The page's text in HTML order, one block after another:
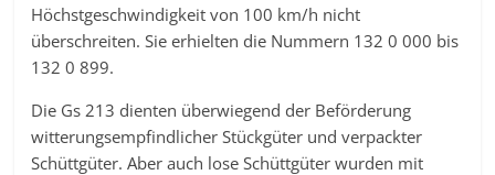
Höchstgeschwindigkeit von 100 km/h nicht
überschreiten. Sie erhielten die Nummern 132 0 000 bis
132 0 899.
Die Gs 213 dienten überwiegend der Beförderung
witterungsempfindlicher Stückgüter und verpackter
Schüttgüter. Aber auch lose Schüttgüter wurden mit